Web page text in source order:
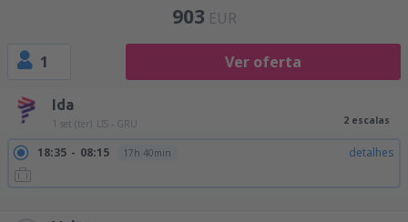
903 EUR
1 Ver oferta
Ida
1 set (ter) LIS - GRU 2 escalas
18:35 08:15 17h 40min detalhes